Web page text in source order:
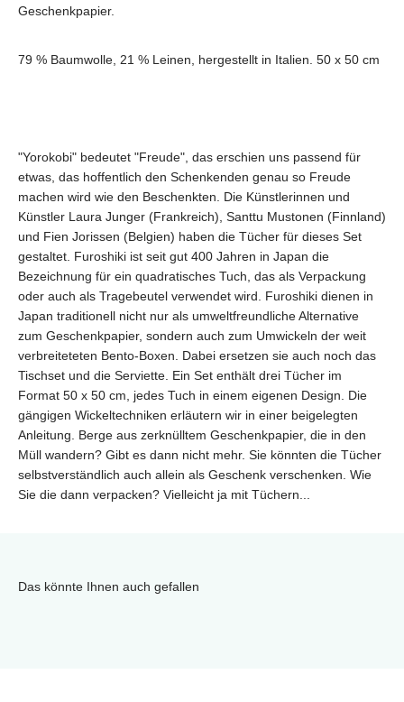
Geschenkpapier.
79 % Baumwolle, 21 % Leinen, hergestellt in Italien. 50 x 50 cm
"Yorokobi" bedeutet "Freude", das erschien uns passend für
etwas, das hoffentlich den Schenkenden genau so Freude
machen wird wie den Beschenkten. Die Künstlerinnen und
Künstler Laura Junger (Frankreich), Santtu Mustonen (Finnland)
und Fien Jorissen (Belgien) haben die Tücher für dieses Set
gestaltet. Furoshiki ist seit gut 400 Jahren in Japan die
Bezeichnung für ein quadratisches Tuch, das als Verpackung
oder auch als Tragebeutel verwendet wird. Furoshiki dienen in
Japan traditionell nicht nur als umweltfreundliche Alternative
zum Geschenkpapier, sondern auch zum Umwickeln der weit
verbreiteteten Bento-Boxen. Dabei ersetzen sie auch noch das
Tischset und die Serviette. Ein Set enthält drei Tücher im
Format 50 x 50 cm, jedes Tuch in einem eigenen Design. Die
gängigen Wickeltechniken erläutern wir in einer beigelegten
Anleitung. Berge aus zerknülltem Geschenkpapier, die in den
Müll wandern? Gibt es dann nicht mehr. Sie könnten die Tücher
selbstverständlich auch allein als Geschenk verschenken. Wie
Sie die dann verpacken? Vielleicht ja mit Tüchern...
Das könnte Ihnen auch gefallen